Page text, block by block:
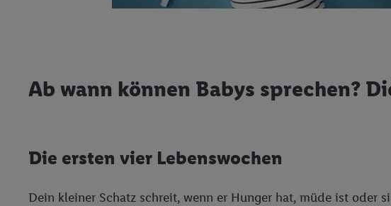
Ab wann können Babys sprechen?
Die ersten vier Lebenswochen
Dein kleiner Schatz schreit, wenn er Hunger hat, müde ist